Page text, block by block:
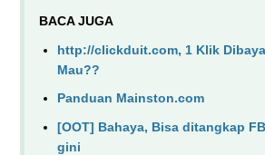
BACA JUGA
http://clickduit.com, 1 Klik
Mau??
Panduan Mainston.com
[OOT] Bahaya, Bisa ditangkap
gini